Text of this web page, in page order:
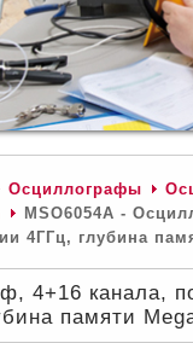
Осциллографы
MSO6054A -
4ГГц, глубина
4+16 канала,
памяти